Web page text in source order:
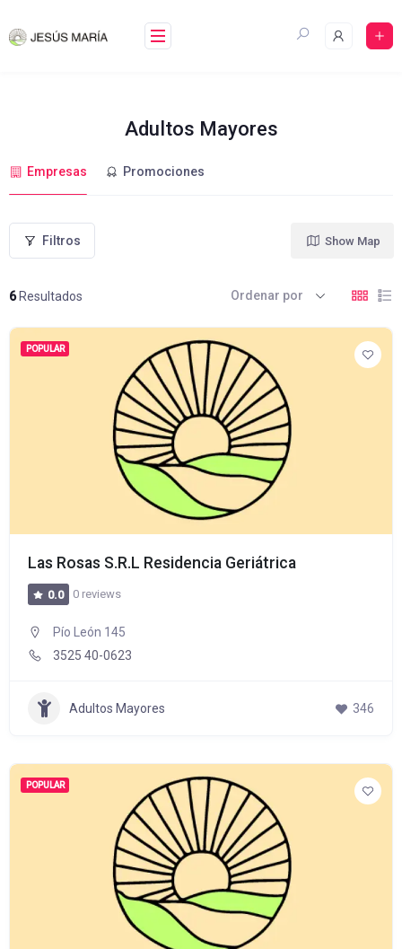
to
Adultos Mayores
Empresas Promociones
Filtros
6Resultados
Show Map
Ordenar por
POPULAR
Las Rosas S.R.L Residencia Geriátrica
0.0 0 reviews
Pío León 145
3525 40-0623
Adultos Mayores 346
POPULAR